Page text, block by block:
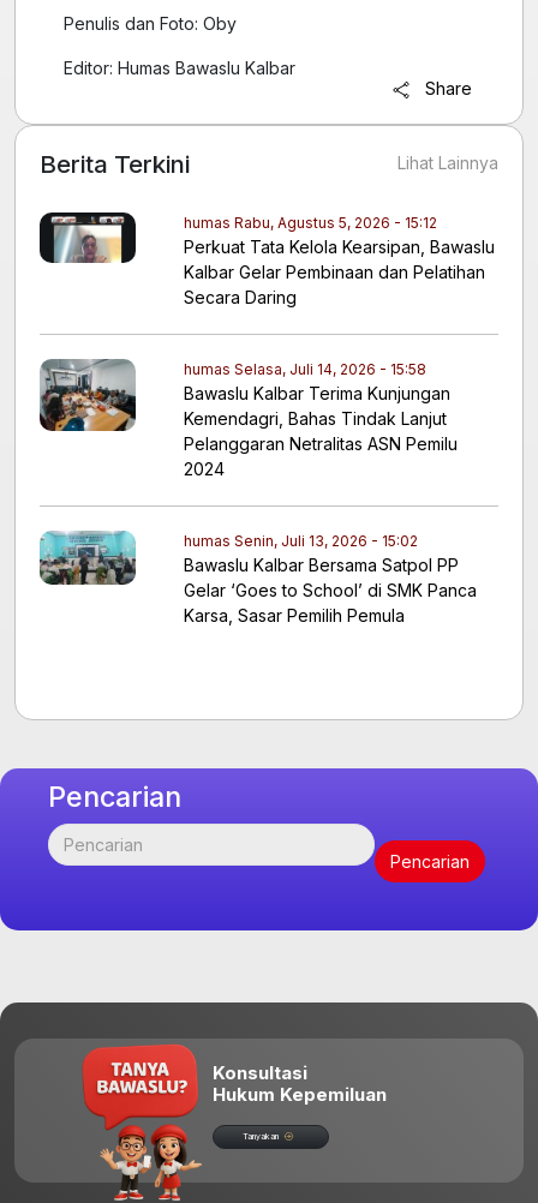
Penulis dan Foto: Oby
Editor: Humas Bawaslu Kalbar
Share
Berita Terkini
humas Rabu, Agustus 5, 2026 - 15:12
Perkuat Tata Kelola Kearsipan, Bawaslu
Kalbar Gelar Pembinaan dan Pelatihan
Secara Daring
humas Selasa, Juli 14, 2026 - 15:58
Bawaslu Kalbar Terima Kunjungan
Kemendagri, Bahas Tindak Lanjut
Pelanggaran Netralitas ASN Pemilu
2024
humas Senin, Juli 13, 2026 - 15:02
Bawaslu Kalbar Bersama Satpol PP
Gelar ‘Goes to School’ di SMK Panca
Karsa, Sasar Pemilih Pemula
Lihat Lainnya
Pencarian
Konsultasi
Hukum Kepemiluan
Tanyakan